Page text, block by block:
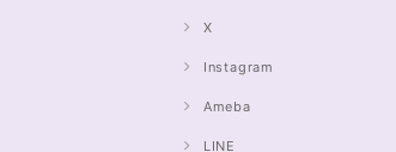
X
Instagram
Ameba
LINE